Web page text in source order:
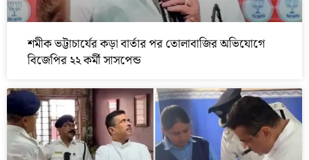
শমীক ভট্টাচার্যের কড়া বার্তার পর তোলাবাজির অভিযোগে
বিজেপির ২২ কর্মী সাসপেন্ড